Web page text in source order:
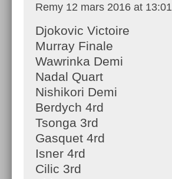
Remy 12 mars 2016 at 13:01
Djokovic Victoire
Murray Finale
Wawrinka Demi
Nadal Quart
Nishikori Demi
Berdych 4rd
Tsonga 3rd
Gasquet 4rd
Isner 4rd
Cilic 3rd